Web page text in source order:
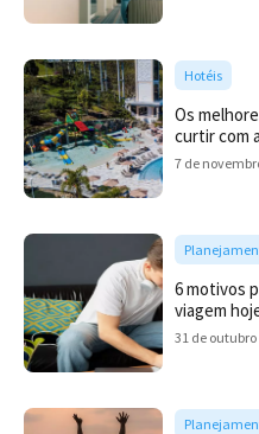
Hotéis
Os
curtir com
7 de
6 motivos
viagem
31 de outubro